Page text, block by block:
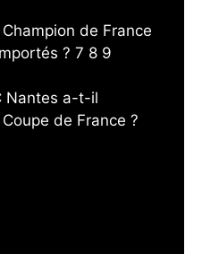
de France
? 7 8 9
Nantes a-t-il
de France ?